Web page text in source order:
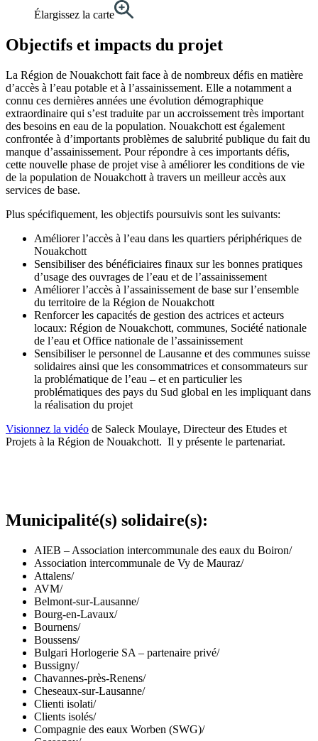
Élargissez la carte
Objectifs et impacts du projet
La Région de Nouakchott fait face à de nombreux défis en matière
d’accès à l’eau potable et à l’assainissement. Elle a notamment a
connu ces dernières années une évolution démographique
extraordinaire qui s’est traduite par un accroissement très important
des besoins en eau de la population. Nouakchott est également
confrontée à d’importants problèmes de salubrité publique du fait du
manque d’assainissement. Pour répondre à ces importants défis,
cette nouvelle phase de projet vise à améliorer les conditions de vie
de la population de Nouakchott à travers un meilleur accès aux
services de base.
Plus spécifiquement, les objectifs poursuivis sont les suivants:
Améliorer l’accès à l’eau dans les quartiers périphériques de
Nouakchott
Sensibiliser des bénéficiaires finaux sur les bonnes pratiques
d’usage des ouvrages de l’eau et de l’assainissement
Améliorer l’accès à l’assainissement de base sur l’ensemble
du territoire de la Région de Nouakchott
Renforcer les capacités de gestion des actrices et acteurs
locaux: Région de Nouakchott, communes, Société nationale
de l’eau et Office nationale de l’assainissement
Sensibiliser le personnel de Lausanne et des communes suisse
solidaires ainsi que les consommatrices et consommateurs sur
la problématique de l’eau – et en particulier les
problématiques des pays du Sud global en les impliquant dans
la réalisation du projet
Visionnez la vidéo de Saleck Moulaye, Directeur des Etudes et
Projets à la Région de Nouakchott. Il y présente le partenariat.
Municipalité(s) solidaire(s):
AIEB – Association intercommunale des eaux du Boiron/
Association intercommunale de Vy de Mauraz/
Attalens/
AVM/
Belmont-sur-Lausanne/
Bourg-en-Lavaux/
Bournens/
Boussens/
Bulgari Horlogerie SA – partenaire privé/
Bussigny/
Chavannes-près-Renens/
Cheseaux-sur-Lausanne/
Clienti isolati/
Clients isolés/
Compagnie des eaux Worben (SWG)/